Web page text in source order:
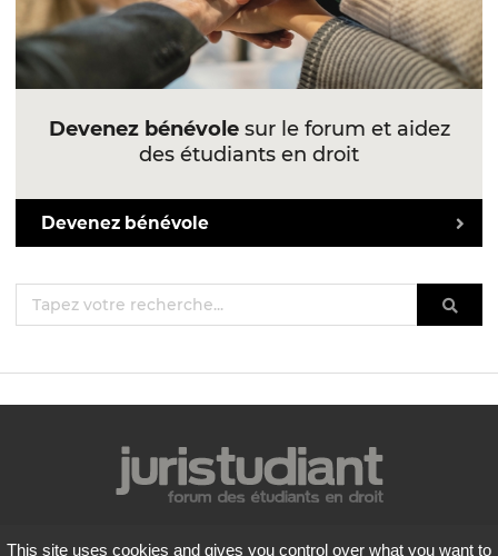
Devenez bénévolesur le forum et aidez
des étudiants en droit
Devenez bénévole
Mentions légales
This site uses cookies and gives you control over what you want to